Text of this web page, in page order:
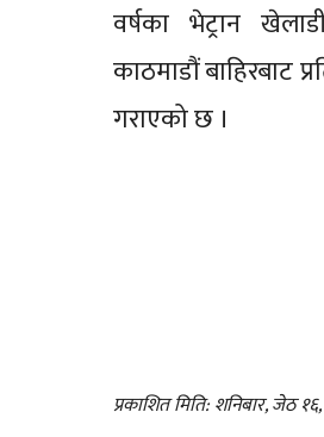
वर्षका भेट्रान
काठमाडौं बाहिरबाट
गराएको छ ।
प्रकाशित मिति: शनिबार, जेठ